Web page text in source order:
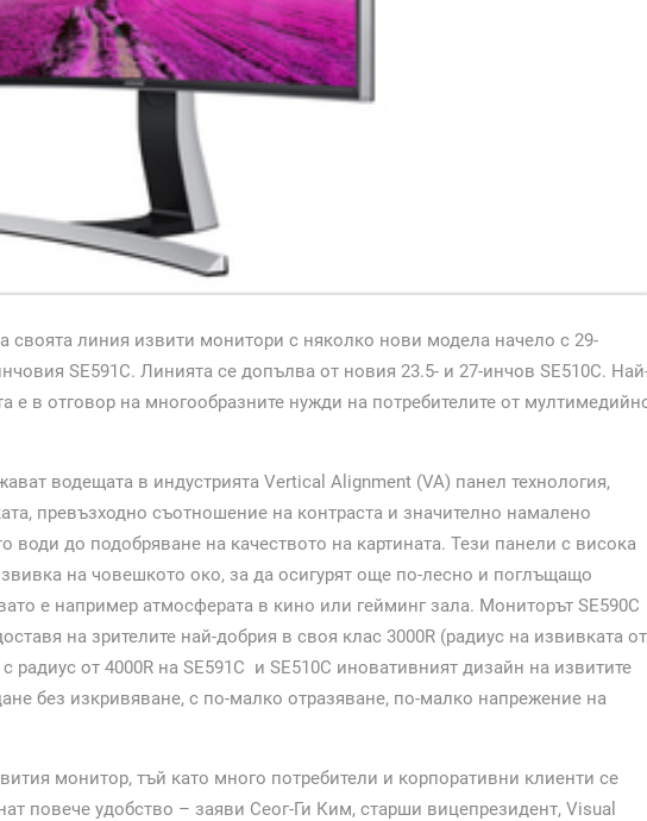
своята линия извити монитори с няколко нови модела начело с 29-
SE591C. Линията се допълва от новия 23.5- и 27-инчов SE510C.
е в отговор на многообразните нужди на потребителите от
водещата в индустрията Vertical Alignment (VA) панел технология,
превъзходно съотношение на контраста и значително намалено
води до подобряване на качеството на картината. Тези панели с висока
на човешкото око, за да осигурят още по-лесно и поглъщащо
е например атмосферата в кино или гейминг зала. Мониторът SE590C
на зрителите най-добрия в своя клас 3000R (радиус на извивката от
от 4000R на SE591C и SE510C иновативният дизайн на извитите
без изкривяване, с по-малко отразяване, по-малко напрежение на
монитор, тъй като много потребители и корпоративни клиенти се
повече удобство – заяви Сеог-Ги Ким, старши вицепрезидент, Visual